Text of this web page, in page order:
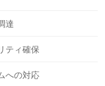
達
ティ確保
への対応